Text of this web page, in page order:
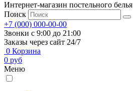
Интернет-магазин постельного белья
Поиск
+7 (000) 000-00-00
Звонки с 9:00 до 21:00
Заказы через сайт 24/7
0 Корзина
0 руб
Меню